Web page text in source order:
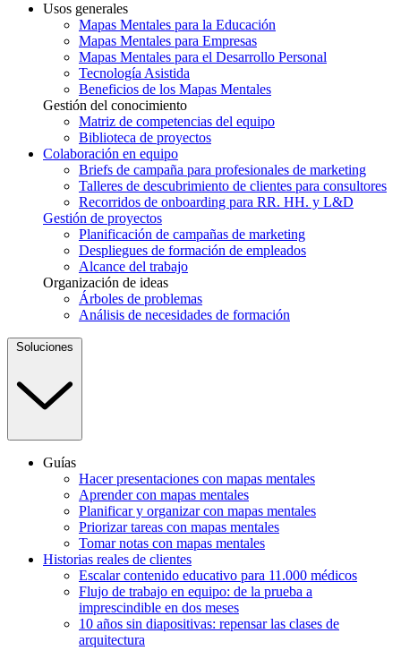
Usos generales
Mapas Mentales para la Educación
Mapas Mentales para Empresas
Mapas Mentales para el Desarrollo Personal
Tecnología Asistida
Beneficios de los Mapas Mentales
Gestión del conocimiento
Matriz de competencias del equipo
Biblioteca de proyectos
Colaboración en equipo
Briefs de campaña para profesionales de marketing
Talleres de descubrimiento de clientes para consultores
Recorridos de onboarding para RR. HH. y L&D
Gestión de proyectos
Planificación de campañas de marketing
Despliegues de formación de empleados
Alcance del trabajo
Organización de ideas
Árboles de problemas
Análisis de necesidades de formación
Soluciones
Guías
Hacer presentaciones con mapas mentales
Aprender con mapas mentales
Planificar y organizar con mapas mentales
Priorizar tareas con mapas mentales
Tomar notas con mapas mentales
Historias reales de clientes
Escalar contenido educativo para 11.000 médicos
Flujo de trabajo en equipo: de la prueba a
imprescindible en dos meses
10 años sin diapositivas: repensar las clases de
arquitectura